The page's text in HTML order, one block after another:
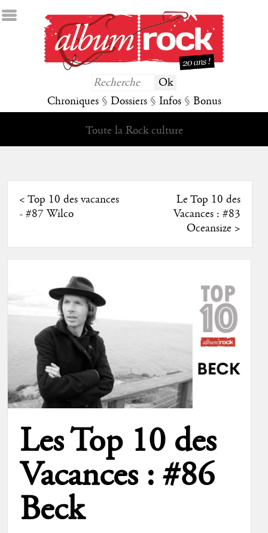
Chroniques § Dossiers § Infos § Bonus
Toute la Rock culture
< Top 10 des vacances
- #87 Wilco
Le Top 10 des
Vacances : #83
Oceansize>
Les Top 10 des
Vacances : #86
Beck